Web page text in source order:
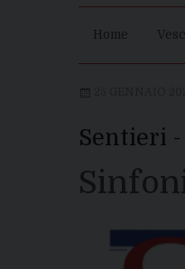
Home
Sentieri